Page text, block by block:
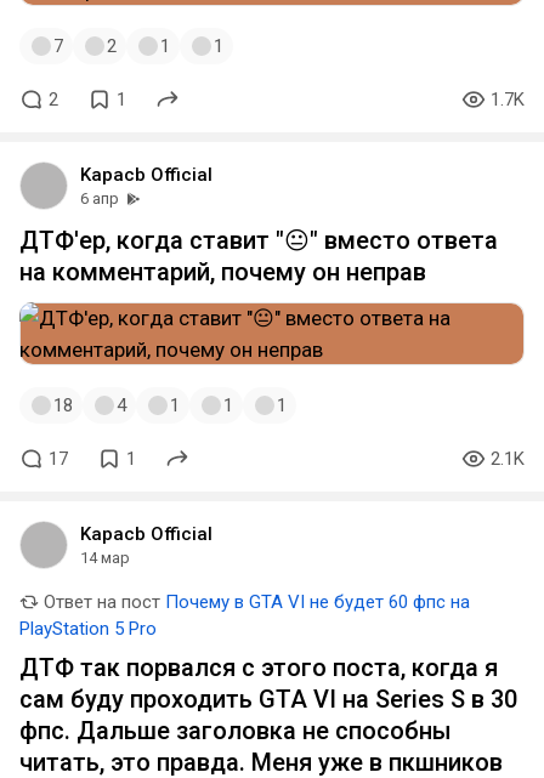
7 2 1 1
2 1 1.7K
Kapacb Official
6 апр
ДТФ'ер, когда ставит "😐" вместо ответа
на комментарий, почему он неправ
18 4 1 1 1
17 1 2.1K
Kapacb Official
14 мар
Ответ на пост Почему в GTA VI не будет 60 фпс на
PlayStation 5 Pro
ДТФ так порвался с этого поста, когда я
сам буду проходить GTA VI на Series S в 30
фпс. Дальше заголовка не способны
читать, это правда. Меня уже в пкшников